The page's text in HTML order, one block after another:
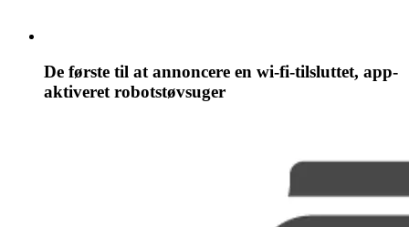
De første til at annoncere en wi-fi-tilsluttet, app-
aktiveret robotstøvsuger